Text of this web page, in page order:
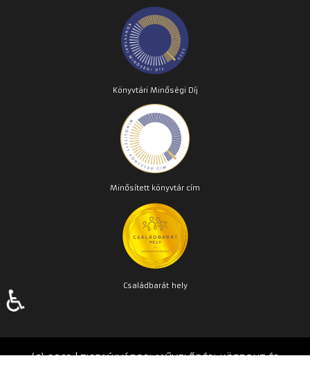
Könyvtári Minőségi Díj
Minősített könyvtár cím
Családbarát hely
(C) 2023 | TISZAÚJVÁROSI MŰVELŐDÉSI KÖZPONT ÉS